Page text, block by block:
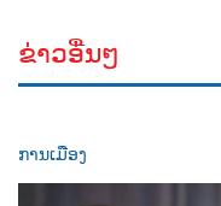
ຂ່າວອື່ນໆ
ການເມືອງ